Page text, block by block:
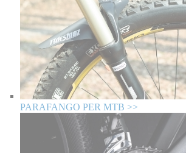
PARAFANGO PER MTB >>